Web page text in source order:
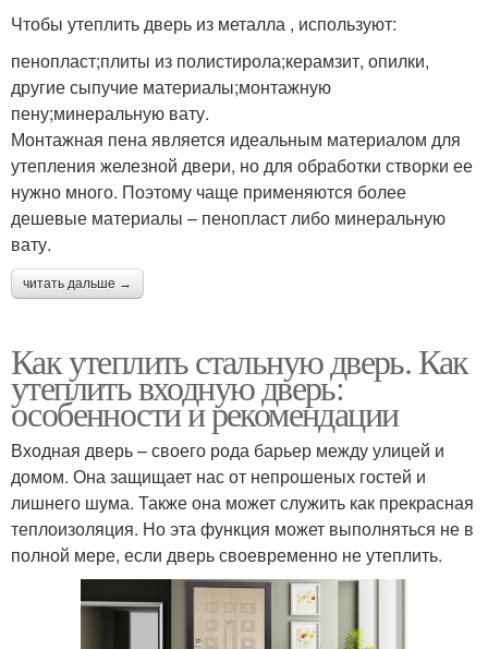
Чтобы утеплить дверь из металла , используют:
пенопласт;плиты из полистирола;керамзит, опилки,
другие сыпучие материалы;монтажную
пену;минеральную вату.
Монтажная пена является идеальным материалом для
утепления железной двери, но для обработки створки ее
нужно много. Поэтому чаще применяются более
дешевые материалы – пенопласт либо минеральную
вату.
читать дальше →
Как утеплить стальную дверь. Как
утеплить входную дверь:
особенности и рекомендации
Входная дверь – своего рода барьер между улицей и
домом. Она защищает нас от непрошеных гостей и
лишнего шума. Также она может служить как прекрасная
теплоизоляция. Но эта функция может выполняться не в
полной мере, если дверь своевременно не утеплить.